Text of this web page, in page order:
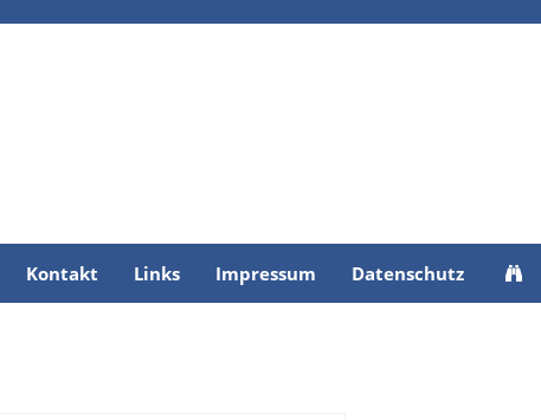
Kontakt Links Impressum Datenschutz